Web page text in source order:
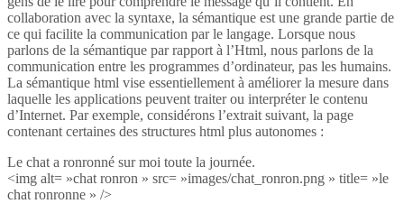
collaboration avec la syntaxe, la sémantique est une grande partie de
ce qui facilite la communication par le langage. Lorsque nous
parlons de la sémantique par rapport à l’Html, nous parlons de la
communication entre les programmes d’ordinateur, pas les humains.
La sémantique html vise essentiellement à améliorer la mesure dans
laquelle les applications peuvent traiter ou interpréter le contenu
d’Internet. Par exemple, considérons l’extrait suivant, la page
contenant certaines des structures html plus autonomes :
Le chat a ronronné sur moi toute la journée.
<img alt= »chat ronron » src= »images/chat_ronron.png » title= »le
chat ronronne » />